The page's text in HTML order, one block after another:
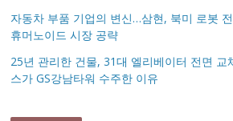
자동차 부품 기업의 변신…삼현, 북미 로봇
휴머노이드 시장 공략
25년 관리한 건물, 31대 엘리베이터 전면 교
스가 GS강남타워 수주한 이유